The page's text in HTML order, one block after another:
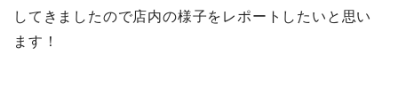
してきましたので店内の様子をレポートしたいと思い
ます！